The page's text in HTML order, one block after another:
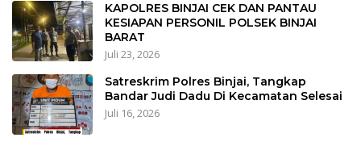
KAPOLRES BINJAI CEK DAN PANTAU
KESIAPAN PERSONIL POLSEK BINJAI
BARAT
Juli 23, 2026
Satreskrim Polres Binjai, Tangkap
Bandar Judi Dadu Di Kecamatan Selesai
Juli 16, 2026